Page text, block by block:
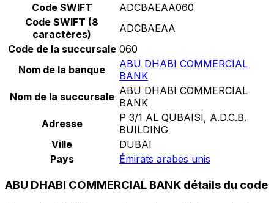
Code SWIFT
ADCBAEAA060
Code SWIFT (8
caractères)
ADCBAEAA
Code de la succursale 060
Nom de la banque
ABU DHABI COMMERCIAL
BANK
Nom de la succursale ABU DHABI COMMERCIAL
BANK
Adresse
P 3/1 AL QUBAISI, A.D.C.B.
BUILDING
Ville
DUBAI
Pays
Émirats arabes unis
ABU DHABI COMMERCIAL BANK détails du code